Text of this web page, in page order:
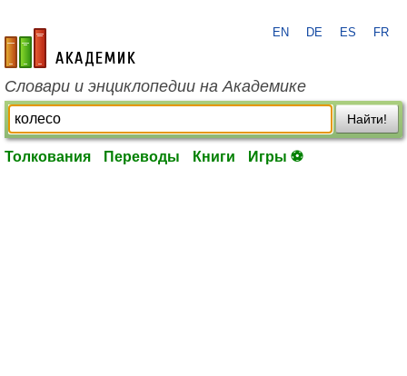
academic.ru
EN DE ES FR
Словари и энциклопедии на Академике
Найти!
Толкования Переводы Книги Игры ⚽